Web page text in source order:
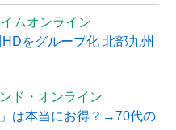
ムオンライン
をグループ化 北部九州
ド・オンライン
は本当にお得？→70代の